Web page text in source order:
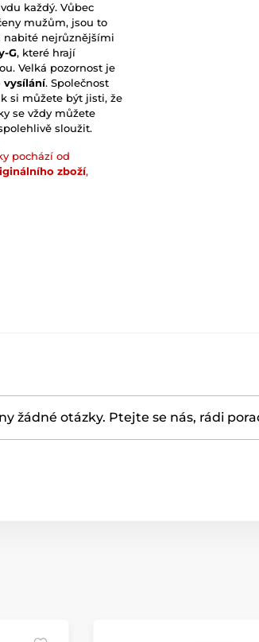
každý. Vůbec
mužům, jsou to
nabité nejrůznějšími
G, které hrají
Velká pozornost je
vysílání. Společnost
si můžete být jisti, že
se vždy můžete
sloužit.
pochází od
zboží,
žádné otázky. Ptejte se nás, rádi